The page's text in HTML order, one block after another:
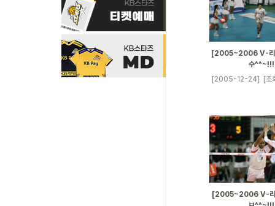
[2005~2006 V-리
수^^~!!!
[2005-12-24]
[조
[2005~2006 V-리